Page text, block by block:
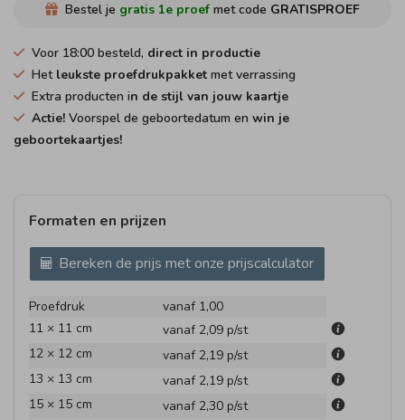
Bestel je gratis 1e proef met code GRATISPROEF
Voor 18:00 besteld, direct in productie
Het leukste proefdrukpakket met verrassing
Extra producten in de stijl van jouw kaartje
Actie! Voorspel de geboortedatum en win je
geboortekaartjes!
Formaten en prijzen
Bereken de prijs met onze prijscalculator
Proefdruk
vanaf 1,00
11 × 11 cm
vanaf 2,09 p/st
12 × 12 cm
vanaf 2,19 p/st
13 × 13 cm
vanaf 2,19 p/st
15 × 15 cm
vanaf 2,30 p/st